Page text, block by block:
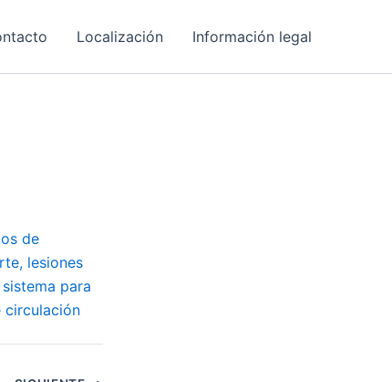
Localización Información legal
de
lesiones
para
circulación